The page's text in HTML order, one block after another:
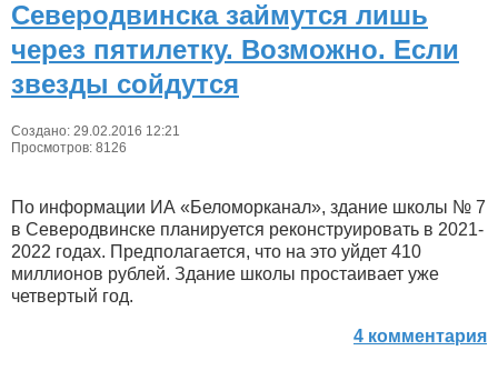
Северодвинска займутся лишь
через пятилетку. Возможно. Если
звезды сойдутся
Создано: 29.02.2016 12:21
Просмотров: 8126
По информации ИА «Беломорканал», здание школы № 7
в Северодвинске планируется реконструировать в 2021-
2022 годах. Предполагается, что на это уйдет 410
миллионов рублей. Здание школы простаивает уже
четвертый год.
4 комментария